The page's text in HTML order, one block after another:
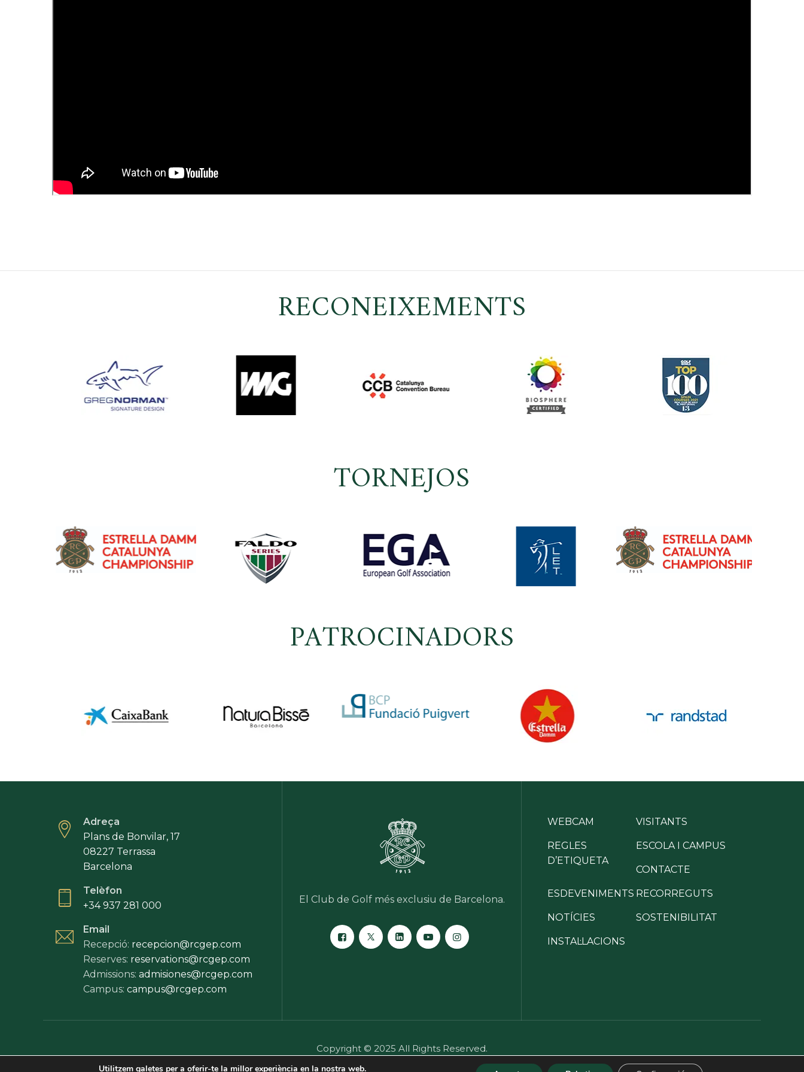
RECONEIXEMENTS
TORNEJOS
PATROCINADORS
Adreça
Plans de Bonvilar, 17
08227 Terrassa
Barcelona
Telèfon
+34 937 281 000
Email
Recepció: recepcion@rcgep.com
Reserves: reservations@rcgep.com
Admissions: admisiones@rcgep.com
Campus: campus@rcgep.com
El Club de Golf més exclusiu de Barcelona.
WEBCAM VISITANTS
REGLES
D’ETIQUETA
ESCOLA I CAMPUS
CONTACTE
ESDEVENIMENTS RECORREGUTS
NOTÍCIES SOSTENIBILITAT
INSTAL·LACIONS
Copyright © 2025 All Rights Reserved.
Utilitzem galetes per a oferir-te la millor experiència en la nostra web.